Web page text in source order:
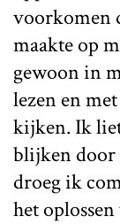
voorkomen
maakte op
gewoon in
lezen en
kijken. Ik
blijken door
droeg ik
het